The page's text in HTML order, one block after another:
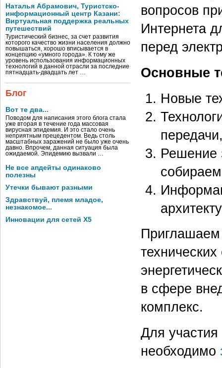
Наталья Абрамович, Туристско-
информационный центр Казани:
Виртуальная поддержка реальных
путешествий
Туристический бизнес, за счет развития
которого качество жизни населения должно
повышаться, хорошо вписывается в
концепцию «умного города». К тому же
уровень использования информационных
технологий в данной отрасли за последние
пятнадцать-двадцать лет …
Блог
Вот те два...
Поводом для написания этого блога стала
уже вторая в течение года массовая
вирусная эпидемия. И это стало очень
неприятным прецедентом. Ведь столь
масштабных заражений не было уже очень
давно. Впрочем, данная ситуация была
ожидаемой. Эпидемию вызвали …
Не все апдейты одинаково
полезны
Утечки бывают разными
Здравствуй, племя младое,
незнакомое...
Инновации для сетей X5
вопросов
Интернета
перед
Основные
Новые
Решение
Приглашаем
в сфере
комплекс.
Для
необходимо